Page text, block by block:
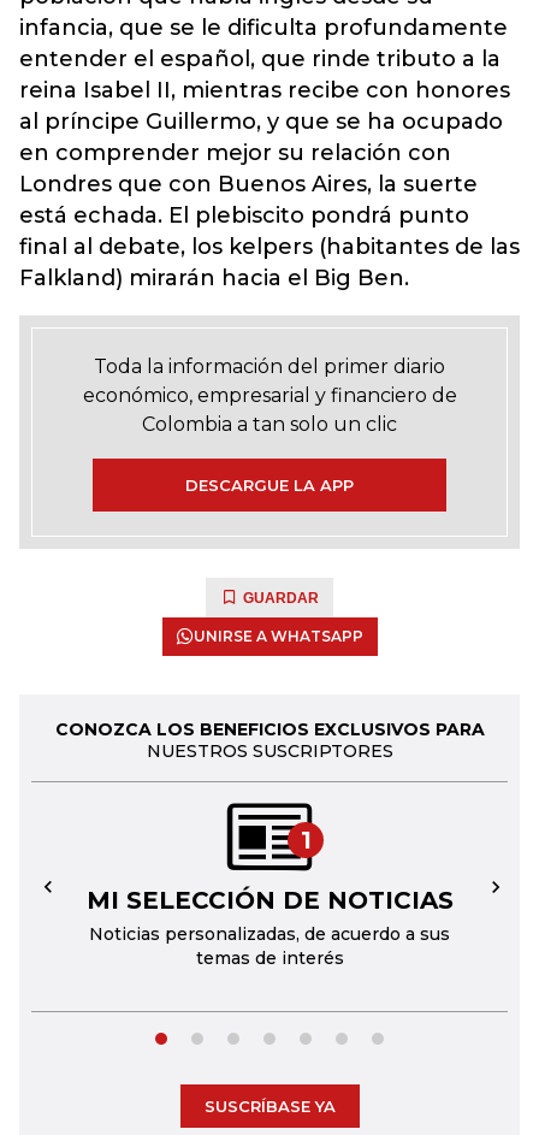
infancia, que se le dificulta profundamente
entender el español, que rinde tributo a la
reina Isabel II, mientras recibe con honores
al príncipe Guillermo, y que se ha ocupado
en comprender mejor su relación con
Londres que con Buenos Aires, la suerte
está echada. El plebiscito pondrá punto
final al debate, los kelpers (habitantes de las
Falkland) mirarán hacia el Big Ben.
Toda la información del primer diario
económico, empresarial y financiero de
Colombia a tan solo un clic
DESCARGUE LA APP
GUARDAR
UNIRSE A WHATSAPP
CONOZCA LOS BENEFICIOS EXCLUSIVOS PARA
NUESTROS SUSCRIPTORES
1
MI SELECCIÓN DE NOTICIAS
Noticias personalizadas, de acuerdo a sus
temas de interés
← →
SUSCRÍBASE YA